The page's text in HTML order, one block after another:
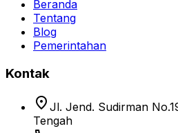
Beranda
Tentang
Blog
Pemerintahan
Kontak
location_on Jl. Jend. Sudirman
Tengah